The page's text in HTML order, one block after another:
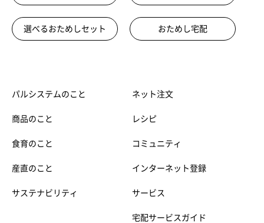
選べるおためしセット おためし宅配
パルシステムのこと
商品のこと
食育のこと
産直のこと
サステナビリティ
ネット注文
レシピ
コミュニティ
インターネット登録
サービス
宅配サービスガイド